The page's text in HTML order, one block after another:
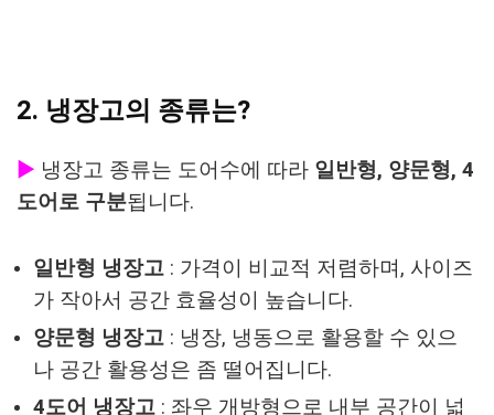
2. 냉장고의 종류는?
▶ 냉장고 종류는 도어수에 따라 일반형, 양문형, 4
도어로 구분됩니다.
일반형 냉장고 : 가격이 비교적 저렴하며, 사이즈
가 작아서 공간 효율성이 높습니다.
양문형 냉장고 : 냉장, 냉동으로 활용할 수 있으
나 공간 활용성은 좀 떨어집니다.
4도어 냉장고 : 좌우 개방형으로 내부 공간이 넓